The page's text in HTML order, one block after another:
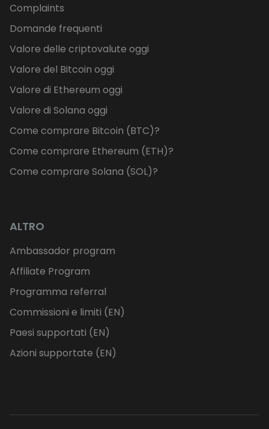
Complaints
Domande frequenti
Valore delle criptovalute oggi
Valore del Bitcoin oggi
Valore di Ethereum oggi
Valore di Solana oggi
Come comprare Bitcoin (BTC)?
Come comprare Ethereum (ETH)?
Come comprare Solana (SOL)?
ALTRO
Ambassador program
Affiliate Program
Programma referral
Commissioni e limiti (EN)
Paesi supportati (EN)
Azioni supportate (EN)